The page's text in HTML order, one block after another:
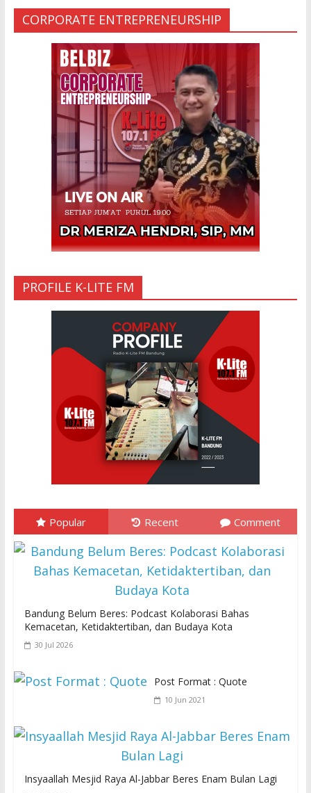
29 Jan 2024
Ketakutan Setengah Mati setelah Main
Jailangkung, 28 Anak Gadis Dirawat di
Rumah Sakit
10 Mar 2023
“Cinta di Ujung Parigi”
11 Sep 2025
CORPORATE ENTREPRENEURSHIP
PROFILE K-LITE FM
Popular Recent Comment
Bandung Belum Beres: Podcast Kolaborasi Bahas
Kemacetan, Ketidaktertiban, dan Budaya Kota
30 Jul 2026
Post Format : Quote
10 Jun 2021
Insyaallah Mesjid Raya Al-Jabbar Beres Enam Bulan Lagi